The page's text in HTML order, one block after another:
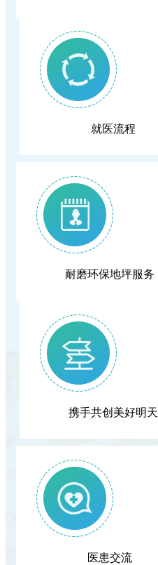
手续病区一站办结
就医流程
耐磨环保地坪服务
携手共创美好明天
医患交流